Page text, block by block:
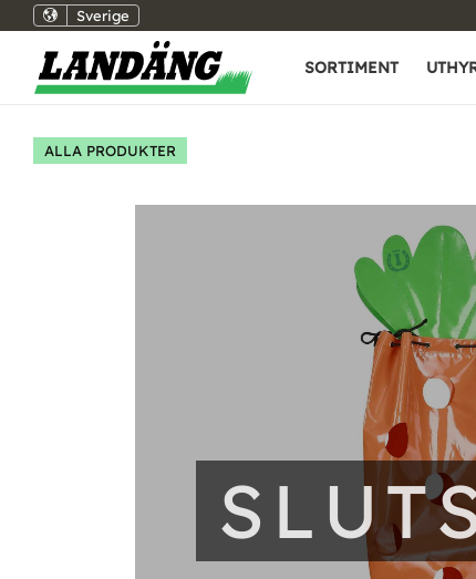
Sverige
SORTIMENT
ALLA PRODUKTER